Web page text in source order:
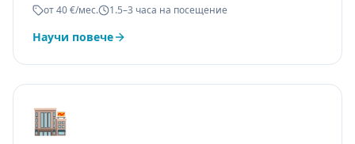
от 40 €/мес. 1.5–3 часа на посещение
Научи повече
🏬